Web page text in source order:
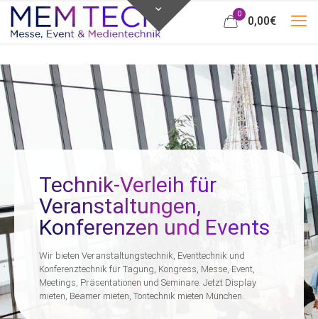
0
0,00€
Technik-Verleih für
Veranstaltungen,
Konferenzen und Events
Wir bieten Veranstaltungstechnik, Eventtechnik und
Konferenztechnik für Tagung, Kongress, Messe, Event,
Meetings, Präsentationen und Seminare. Jetzt Display
mieten, Beamer mieten, Tontechnik mieten München.